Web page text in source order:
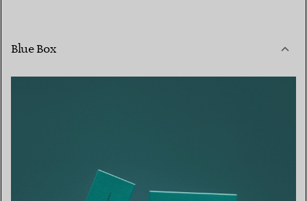
Blue Box